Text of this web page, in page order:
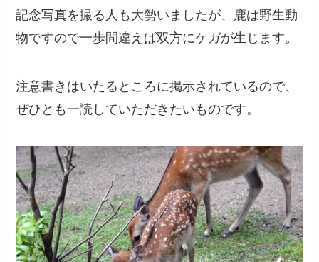
記念写真を撮る人も大勢いましたが、鹿は野生動
物ですので一歩間違えば双方にケガが生じます。
注意書きはいたるところに掲示されているので、
ぜひとも一読していただきたいものです。